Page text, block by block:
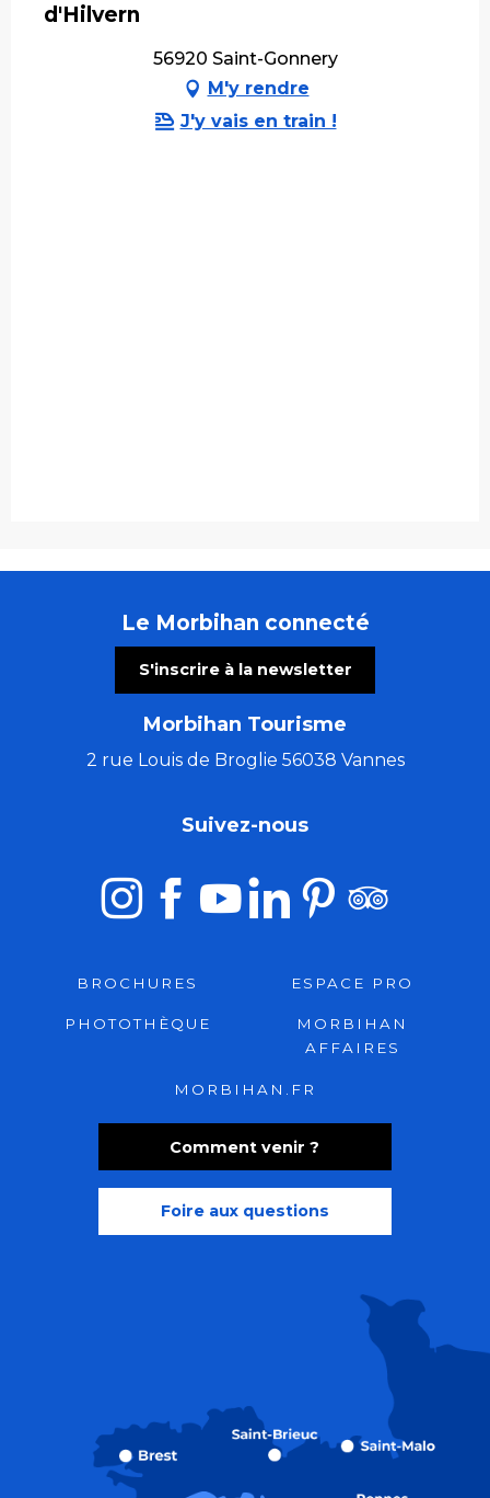
d'Hilvern
56920 Saint-Gonnery
M'y rendre
J'y vais en train !
Le Morbihan connecté
S'inscrire à la newsletter
Morbihan Tourisme
2 rue Louis de Broglie 56038 Vannes
Comment venir ?
Foire aux questions
Suivez-nous
BROCHURES ESPACE PRO
PHOTOTHÈQUE
MORBIHAN
AFFAIRES
MORBIHAN.FR